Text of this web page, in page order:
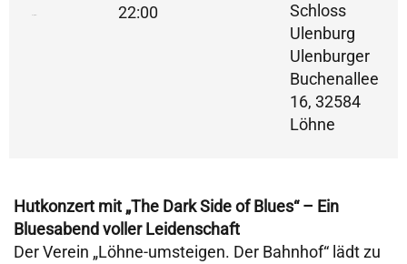
22:00
Schloss
Ulenburg
Ulenburger
Buchenallee
16, 32584
Löhne
Hutkonzert mit „The Dark Side of Blues“ – Ein
Bluesabend voller Leidenschaft
Der Verein „Löhne-umsteigen. Der Bahnhof“ lädt zu